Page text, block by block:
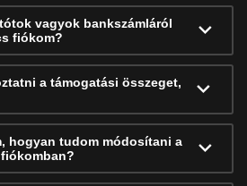
vagyok bankszámláról
fiókom?
a támogatási összeget,
hogyan tudom módosítani a